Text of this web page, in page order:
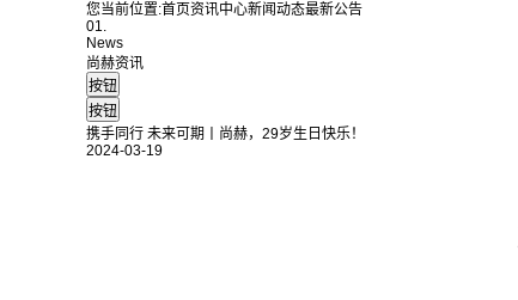
您当前位置:首页资讯中心新闻动态最新公告
01.
News
尚赫资讯
携手同行 未来可期丨尚赫，29岁生日快乐！
2024-03-19